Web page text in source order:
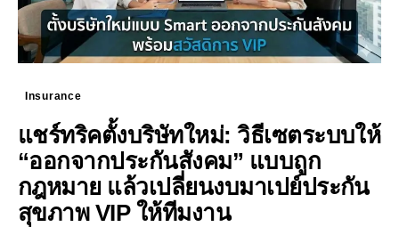
Event & Activities
Insurance
แชร์ทริคตั้งบริษัทใหม่: วิธีเซตระบบให้
“ออกจากประกันสังคม” แบบถูก
กฎหมาย แล้วเปลี่ยนงบมาเปย์ประกัน
สุขภาพ VIP ให้ทีมงาน